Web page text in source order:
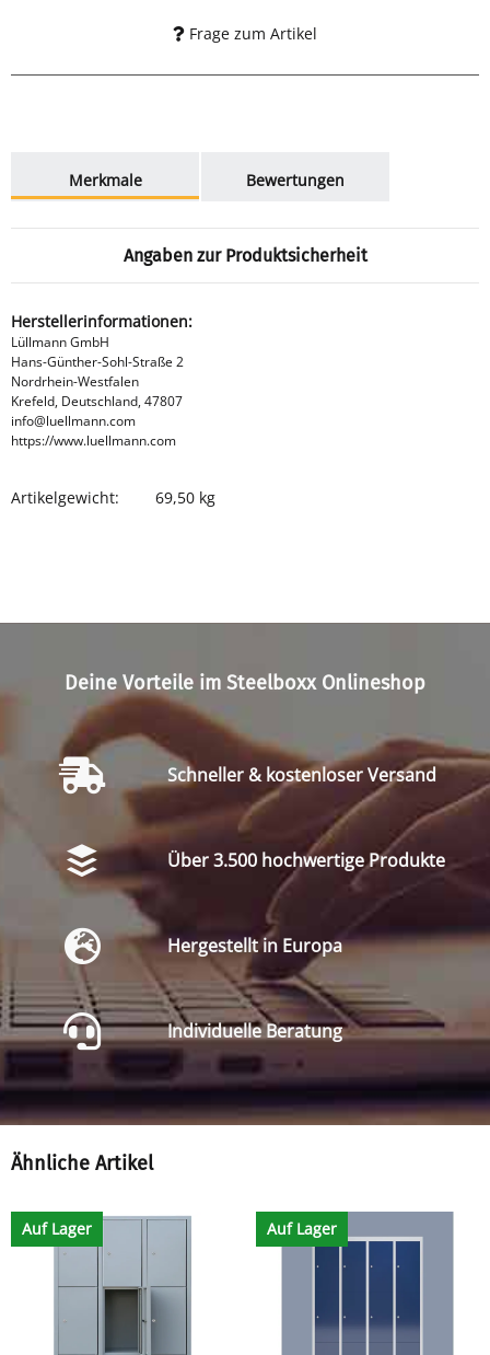
Frage zum Artikel
Merkmale
Bewertungen
Angaben zur Produktsicherheit
Herstellerinformationen:
Lüllmann GmbH
Hans-Günther-Sohl-Straße 2
Nordrhein-Westfalen
Krefeld, Deutschland, 47807
info@luellmann.com
https://www.luellmann.com
Produkteigenschaft
Wert
Artikelgewicht: 69,50 kg
Deine Vorteile im Steelboxx Onlineshop
Schneller & kostenloser Versand
Über 3.500 hochwertige Produkte
Hergestellt in Europa
Individuelle Beratung
Ähnliche Artikel
Auf Lager Auf Lager